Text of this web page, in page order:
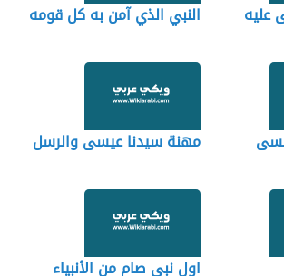
عليه
النبي الذي آمن به كل قومه
مهنة سيدنا عيسى والرسل
اول نبي صام من الأنبياء